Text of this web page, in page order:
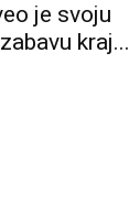
je svoju
kraj...